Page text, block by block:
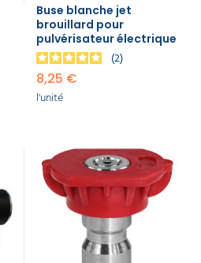
Buse blanche jet
brouillard pour
pulvérisateur électrique
2
8,25 €
l'unité